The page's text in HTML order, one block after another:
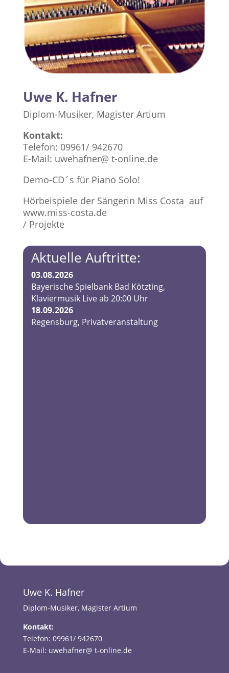
Uwe K. Hafner
Diplom-Musiker, Magister Artium
Kontakt:
Telefon: 09961/ 942670
E-Mail: uwehafner@ t-online.de
Demo-CD´s für Piano Solo!
Hörbeispiele der Sängerin Miss Costa auf
www.miss-costa.de
/ Projekte
Aktuelle Auftritte:
03.08.2026
Bayerische Spielbank Bad Kötzting,
Klaviermusik Live ab 20:00 Uhr
18.09.2026
Regensburg, Privatveranstaltung
Uwe K. Hafner
Diplom-Musiker, Magister Artium
Kontakt:
Telefon: 09961/ 942670
E-Mail: uwehafner@ t-online.de